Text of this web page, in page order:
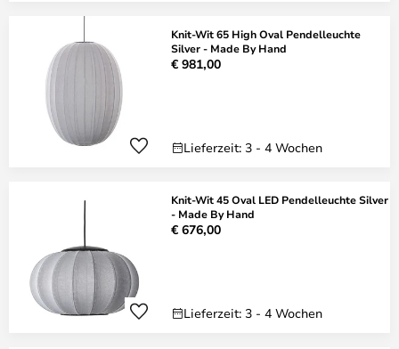
Knit-Wit 65 High Oval Pendelleuchte
Silver - Made By Hand
€ 981,00
Lieferzeit: 3 - 4 Wochen
Knit-Wit 45 Oval LED Pendelleuchte Silver
- Made By Hand
€ 676,00
Lieferzeit: 3 - 4 Wochen